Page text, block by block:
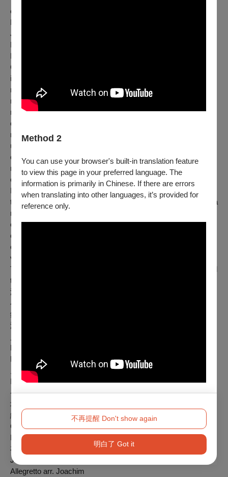
Method 2
You can use your browser's built-in translation feature
to view this page in your preferred language. The
information is primarily in Chinese. If there are errors
when translating into other languages, it’s provided for
reference only.
不再提醒 Don't show again
明白了 Got it
exciting highlight of 2022 season launched by Bach Inspiration
Music & Culture Association. Violinist Ray Chen and pianist
Julio Elizalde will perform at Taipei National Concert Hall and
National Kaohsiung Center for the Arts - Weiwuying.
Ray Chen redefines the role of classical musicians in the 21st
Century. With an active media presence that enhances and
inspires the classical music audience, he reaches out to
millions through his unprecedented online following. Ray’s
remarkable musicianship transmits to a global audience that is
reflected in his engagements with the foremost orchestras and
concert halls around the world. His presence on social media
makes him a pioneer in an artist-audience interaction as he
utilizes modern technology to create new modes of
connection. His appearances and interactions with music and
musicians are instantly disseminated to a new public in a
contemporary and relatable way.
Praised as a musician of "compelling artistry and power" by
the Seattle Times, the gifted American pianist Julio Elizalde is a
multifaceted artist who enjoys a versatile career as soloist,
chamber musician, artistic administrator, educator, and
curator. Julio has appeared with many of the leading artists of
our time. He often tours internationally with world-renowned
violinist Ray Chen.
Their visit is highly anticipated by our Taiwanese audience, and
the the spectacularity of their upcoming concert is guaranteed!
演出人員：
小提琴｜陳鋭 Ray Chen
鋼 琴｜胡里奧．埃利薩爾德 Julio Elizalde
演出曲目：
Ludwig van Beethoven: Sonata for Piano and Violin No. 8 in G
Major, Op. 30
史特拉汶斯基：嬉遊曲，選自芭蕾舞劇《仙女之吻》
Igor Stravinsky: Divertimento, Suite from “The Fairy’s Kiss”
--Intermission--
塔替尼：Ｇ小調小提琴奏鳴曲《魔鬼的顫音》（克萊斯勒改
編）
Giuseppe Tartini :“Devil’s Trill” Violin Sonata in G Minor, arr.
Kreisler
布拉姆斯：Ａ大調第七號匈牙利舞曲，小快板（姚阿幸改編）
Johannes Brahms: Hungarian Dances No. 7 in A Major
Allegretto arr. Joachim